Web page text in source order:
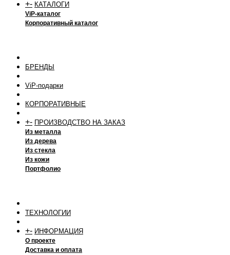
+- КАТАЛОГИ
ViP-каталог
Корпоративный каталог
БРЕНДЫ
ViP-подарки
КОРПОРАТИВНЫЕ
+- ПРОИЗВОДСТВО НА ЗАКАЗ
Из металла
Из дерева
Из стекла
Из кожи
Портфолио
ТЕХНОЛОГИИ
+- ИНФОРМАЦИЯ
О проекте
Доставка и оплата